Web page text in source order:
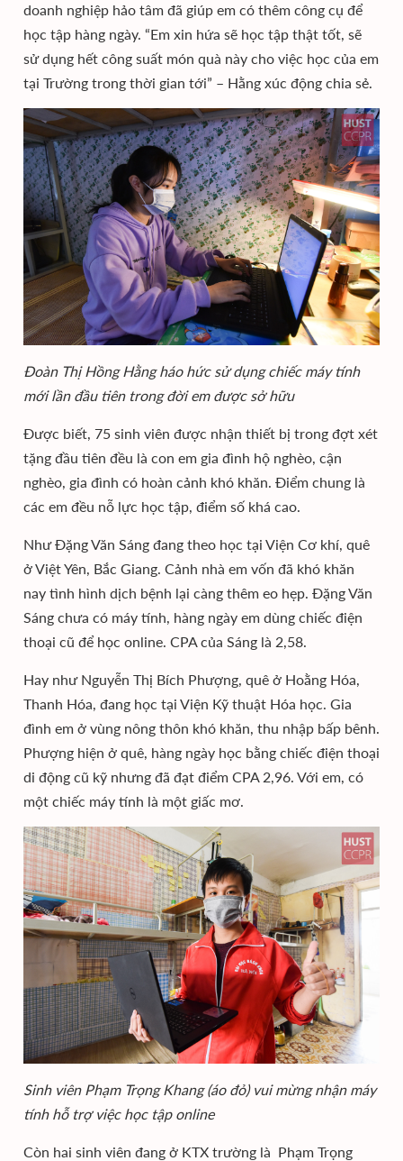
doanh nghiệp hảo tâm đã giúp em có thêm công cụ để
học tập hàng ngày. “Em xin hứa sẽ học tập thật tốt, sẽ
sử dụng hết công suất món quà này cho việc học của em
tại Trường trong thời gian tới” – Hằng xúc động chia sẻ.
Đoàn Thị Hồng Hằng háo hức sử dụng chiếc máy tính
mới lần đầu tiên trong đời em được sở hữu
Được biết, 75 sinh viên được nhận thiết bị trong đợt xét
tặng đầu tiên đều là con em gia đình hộ nghèo, cận
nghèo, gia đình có hoàn cảnh khó khăn. Điểm chung là
các em đều nỗ lực học tập, điểm số khá cao.
Như Đặng Văn Sáng đang theo học tại Viện Cơ khí, quê
ở Việt Yên, Bắc Giang. Cảnh nhà em vốn đã khó khăn
nay tình hình dịch bệnh lại càng thêm eo hẹp. Đặng Văn
Sáng chưa có máy tính, hàng ngày em dùng chiếc điện
thoại cũ để học online. CPA của Sáng là 2,58.
Hay như Nguyễn Thị Bích Phượng, quê ở Hoằng Hóa,
Thanh Hóa, đang học tại Viện Kỹ thuật Hóa học. Gia
đình em ở vùng nông thôn khó khăn, thu nhập bấp bênh.
Phượng hiện ở quê, hàng ngày học bằng chiếc điện thoại
di động cũ kỹ nhưng đã đạt điểm CPA 2,96. Với em, có
một chiếc máy tính là một giấc mơ.
Sinh viên Phạm Trọng Khang (áo đỏ) vui mừng nhận máy
tính hỗ trợ việc học tập online
Còn hai sinh viên đang ở KTX trường là Phạm Trọng